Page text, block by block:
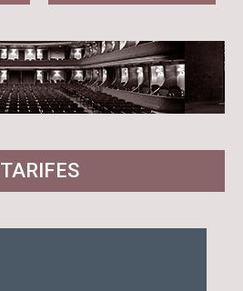
TARIFES